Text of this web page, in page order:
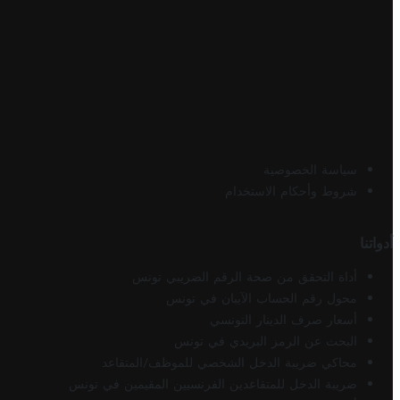
سياسة الخصوصية
شروط وأحكام الاستخدام
أدواتنا
أداة التحقق من صحة الرقم الضريبي تونس
محول رقم الحساب الآيبان في تونس
أسعار صرف الدينار التونسي
البحث عن الرمز البريدي في تونس
محاكي ضريبة الدخل الشخصي للموظف/المتقاعد
ضريبة الدخل للمتقاعدين الفرنسيين المقيمين في تونس